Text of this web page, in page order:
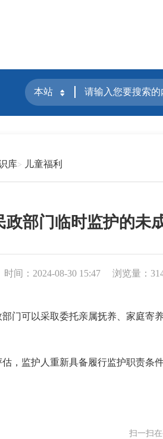
库 儿童福利
政部门临时监护的未
时间：2024-08-30 15:47 浏览量：
可以采取委托亲属抚养、家庭寄养
监护人重新具备履行监护职责条件
扫一扫